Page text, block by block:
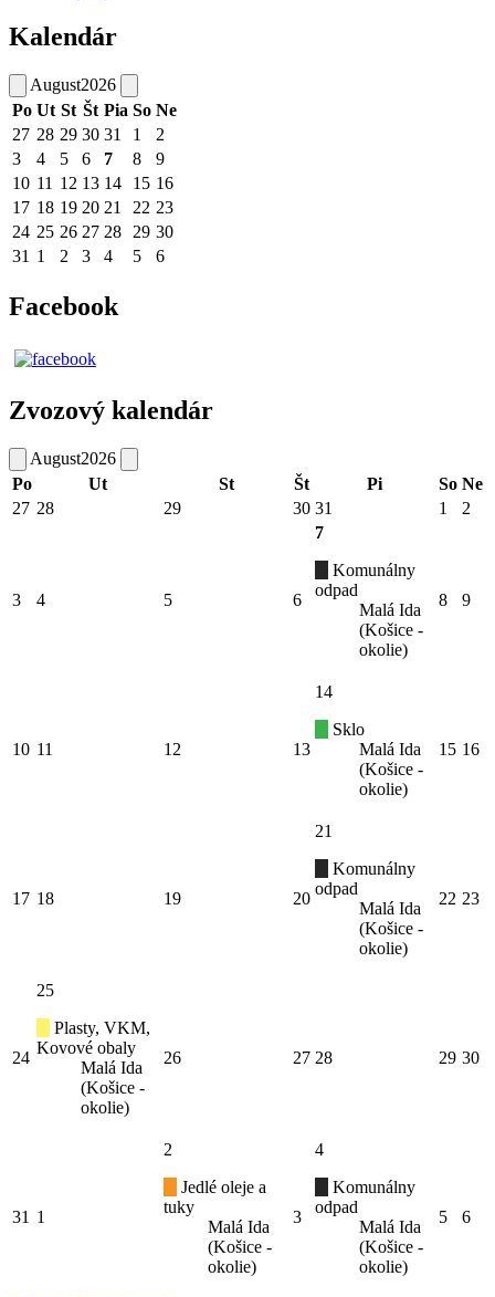
Kalendár
August2026
Po Ut St Št Pia So Ne
27 28 29 30 31 1
2
3
4 5 6 7 8
9
10 11 12 13 14 15 16
17 18 19 20 21 22 23
24 25 26 27 28 29 30
31 1 2 3 4 5 6
Facebook
Zvozový kalendár
August2026
Po
Ut St Št Pi So Ne
27 28 29 30 31 1 2
3 4 5 6
7
Komunálny
odpad
Malá Ida
(Košice -
okolie)
8 9
10 11 12 13
14
Sklo
Malá Ida
(Košice -
okolie)
15 16
17 18 19 20
21
Komunálny
odpad
Malá Ida
(Košice -
okolie)
22 23
24
25
Plasty, VKM,
Kovové obaly
Malá Ida
(Košice -
okolie)
26 27 28 29 30
31 1
2
Jedlé oleje a
tuky
Malá Ida
(Košice -
okolie)
3
4
Komunálny
odpad
Malá Ida
(Košice -
okolie)
5 6